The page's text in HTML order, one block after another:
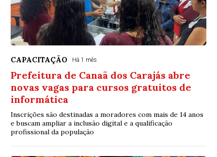
CAPACITAÇÃO Há 1 mês
Prefeitura de Canaã dos Carajás abre
novas vagas para cursos gratuitos de
informática
Inscrições são destinadas a moradores com mais de 14 anos
e buscam ampliar a inclusão digital e a qualificação
profissional da população